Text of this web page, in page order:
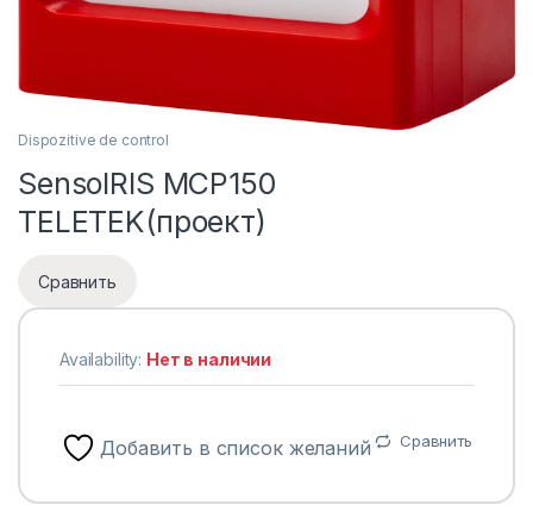
Dispozitive de control
SensoIRIS MCP150
TELETEK(проект)
Сравнить
Availability: Нет в наличии
Добавить в список желаний Сравнить